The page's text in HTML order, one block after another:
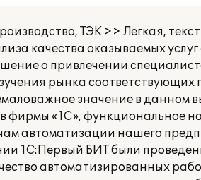
ТЭК >> Легкая,
качества оказываемых
о привлечении
рынка
значение в данном
фирмы «1С», функциональное
автоматизации нашего
1С:Первый БИТ были
автоматизированных